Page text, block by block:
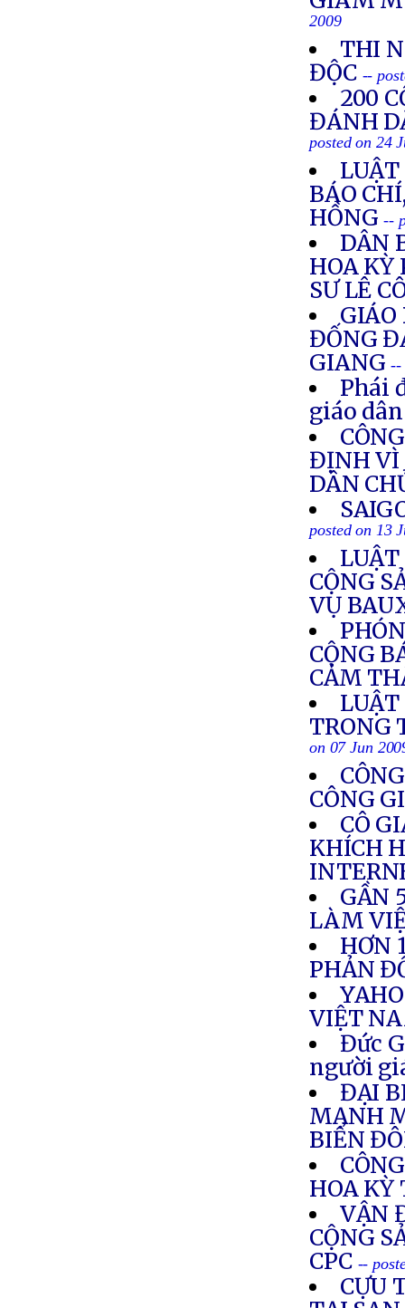
2009
THI
ĐỘC --
200
ĐÁNH
posted on 24
BÁO
HỒNG --
DÂN
HOA KỲ
SƯ LÊ
GIÁO
ĐỐNG
GIANG --
Phái
giáo
ĐỊNH VÌ
DÂN
posted on 13
CỘNG
VỤ
CỘNG
CẢM
TRONG
on 07 Jun
CÔNG
CÔ
KHÍCH
GẦN
LÀM
HƠN
PHẢN
VIỆT
Đức
người
ĐẠI
MẠNH
BIỂN
HOA
VẬN
CỘNG
CPC --
CỰU